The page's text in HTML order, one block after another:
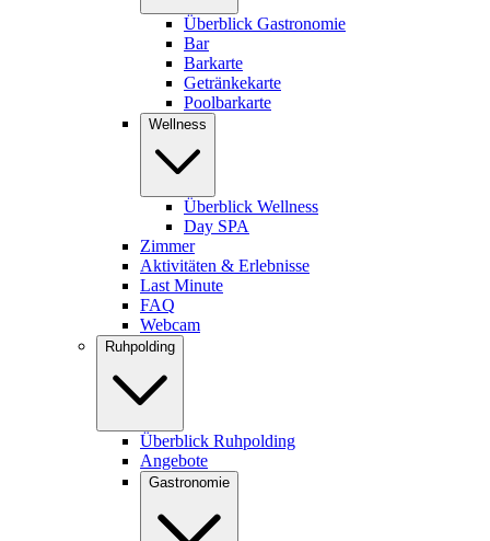
Überblick Gastronomie
Bar
Barkarte
Getränkekarte
Poolbarkarte
Wellness
Überblick Wellness
Day SPA
Zimmer
Aktivitäten & Erlebnisse
Last Minute
FAQ
Webcam
Ruhpolding
Überblick Ruhpolding
Angebote
Gastronomie